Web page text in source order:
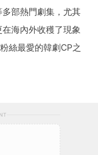
部熱門劇集，尤其
海內外收穫了現象
絲最愛的韓劇CP之